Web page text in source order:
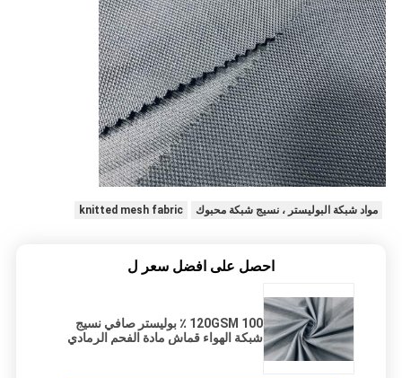
مواد شبكة البوليستر ، نسيج شبكة محبوك knitted mesh fabric
احصل على افضل سعر ل
120GSM 100 ٪ بوليستر صافي نسيج
شبكة الهواء قماش مادة الفحم الرمادي